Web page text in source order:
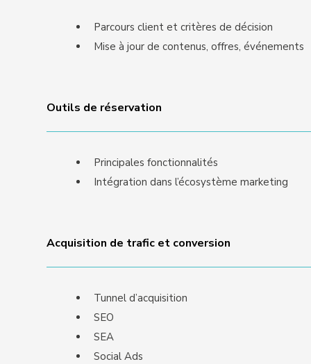
Parcours client et critères de décision
Mise à jour de contenus, offres, événements
Outils de réservation
Principales fonctionnalités
Intégration dans l’écosystème marketing
Acquisition de trafic et conversion
Tunnel d’acquisition
SEO
SEA
Social Ads